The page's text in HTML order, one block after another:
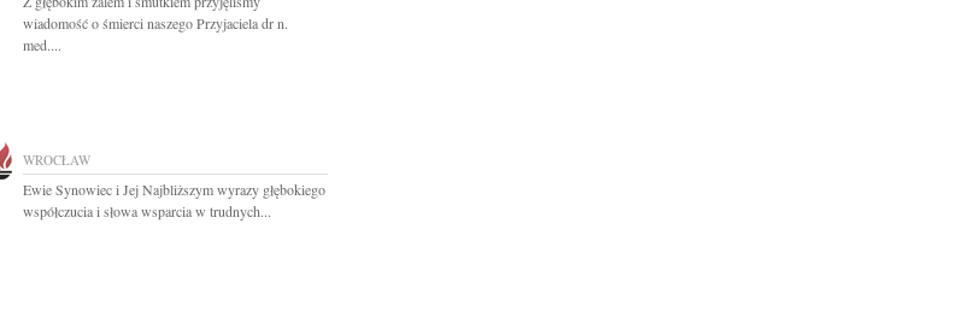
wiadomość o śmierci naszego Przyjaciela dr n.
med....
WROCŁAW
Ewie Synowiec i Jej Najbliższym wyrazy głębokiego
współczucia i słowa wsparcia w trudnych...